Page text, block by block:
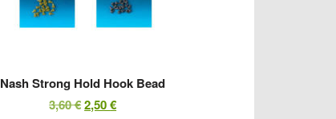
Nash Strong Hold Hook Bead
3,60€Ursprünglicher
2,50€Aktueller